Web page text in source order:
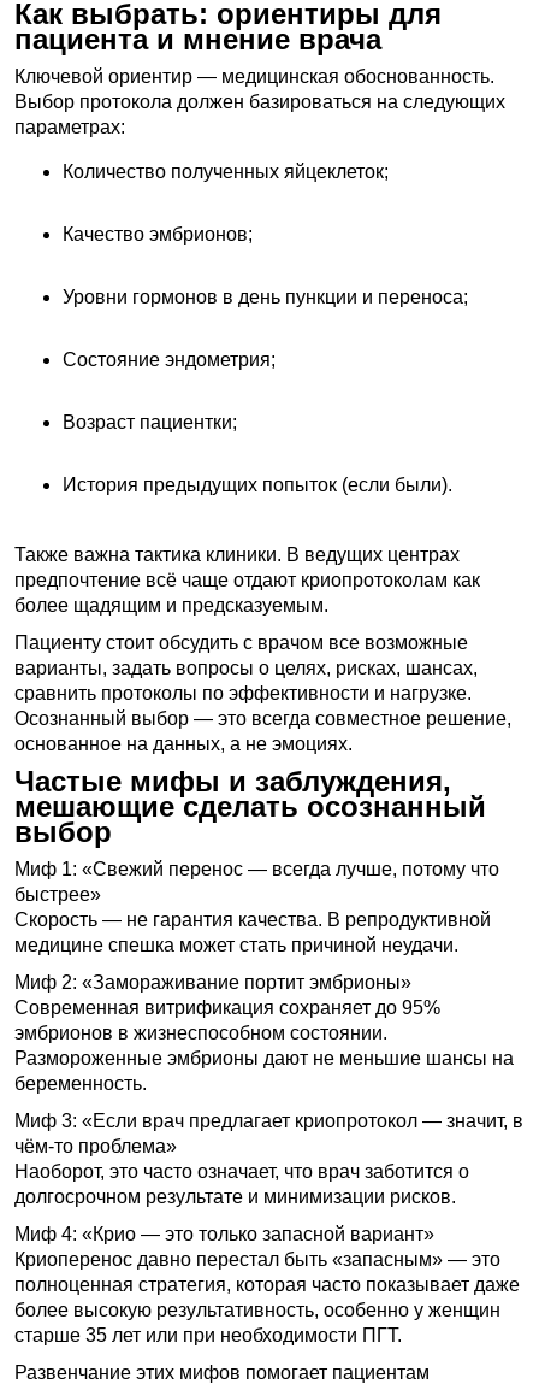
Как выбрать: ориентиры для
пациента и мнение врача
Ключевой ориентир — медицинская обоснованность.
Выбор протокола должен базироваться на следующих
параметрах:
Количество полученных яйцеклеток;
Качество эмбрионов;
Уровни гормонов в день пункции и переноса;
Состояние эндометрия;
Возраст пациентки;
История предыдущих попыток (если были).
Также важна тактика клиники. В ведущих центрах
предпочтение всё чаще отдают криопротоколам как
более щадящим и предсказуемым.
Пациенту стоит обсудить с врачом все возможные
варианты, задать вопросы о целях, рисках, шансах,
сравнить протоколы по эффективности и нагрузке.
Осознанный выбор — это всегда совместное решение,
основанное на данных, а не эмоциях.
Частые мифы и заблуждения,
мешающие сделать осознанный
выбор
Миф 1: «Свежий перенос — всегда лучше, потому что
быстрее»
Скорость — не гарантия качества. В репродуктивной
медицине спешка может стать причиной неудачи.
Миф 2: «Замораживание портит эмбрионы»
Современная витрификация сохраняет до 95%
эмбрионов в жизнеспособном состоянии.
Размороженные эмбрионы дают не меньшие шансы на
беременность.
Миф 3: «Если врач предлагает криопротокол — значит, в
чём-то проблема»
Наоборот, это часто означает, что врач заботится о
долгосрочном результате и минимизации рисков.
Миф 4: «Крио — это только запасной вариант»
Криоперенос давно перестал быть «запасным» — это
полноценная стратегия, которая часто показывает даже
более высокую результативность, особенно у женщин
старше 35 лет или при необходимости ПГТ.
Развенчание этих мифов помогает пациентам